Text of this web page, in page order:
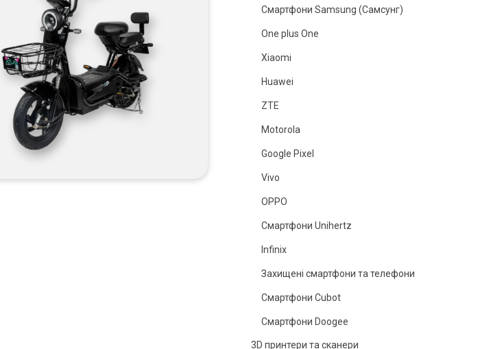
Смартфони Samsung (Самсунг)
One plus One
Xiaomi
Huawei
ZTE
Motorola
Google Pixel
Vivo
OPPO
Смартфони Unihertz
Infinix
Захищені смартфони та телефони
Смартфони Cubot
Смартфони Doogee
3D принтери та сканери